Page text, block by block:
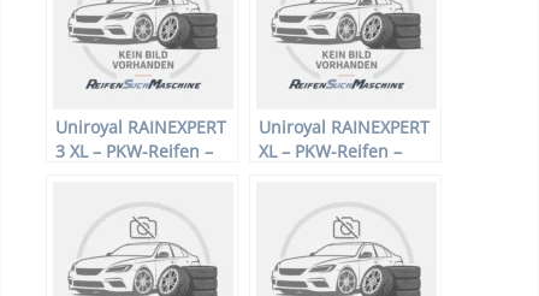
Uniroyal RAINEXPERT
3 XL – PKW-Reifen –
Sommerreifen
Uniroyal RAINEXPERT
XL – PKW-Reifen –
Sommerreifen